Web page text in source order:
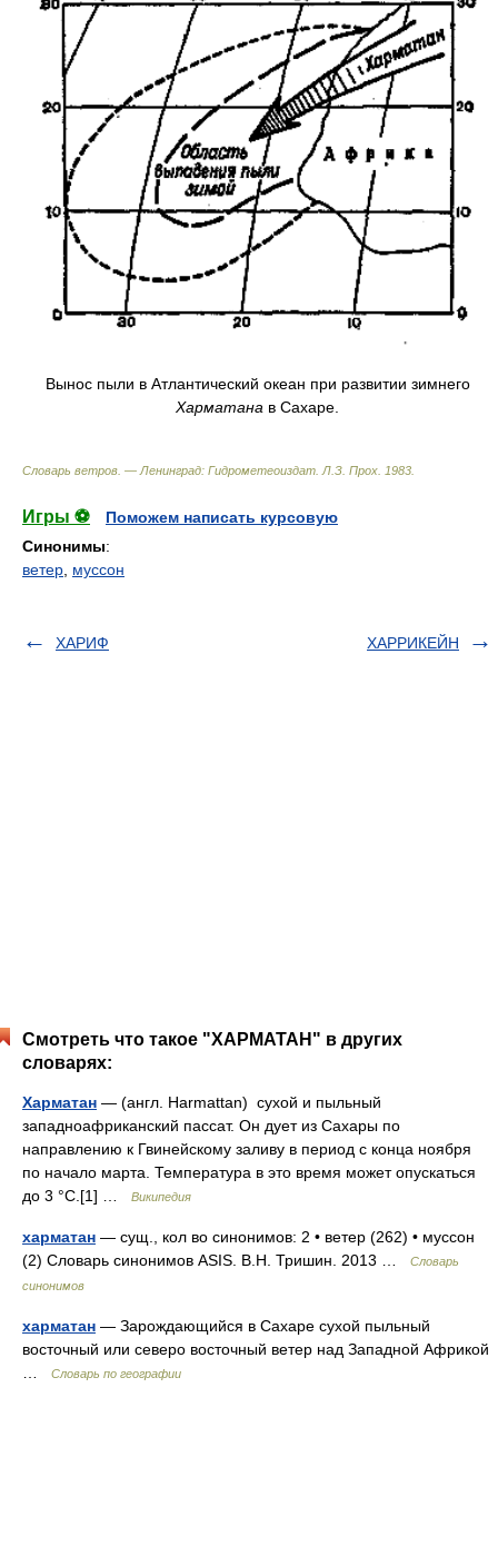
Вынос пыли в Атлантический океан при развитии зимнего
Харматана в Сахаре.
Словарь ветров. — Ленинград: Гидрометеоиздат Л.З. Прох 1983
Игры ⚽
Поможем написать курсовую
Синонимы:
ветер муссон
ХАРИФ ХАРРИКЕЙН
Смотреть что такое "ХАРМАТАН" в других
словарях:
Харматан — (англ. Harmattan) сухой и пыльный
западноафриканский пассат. Он дует из Сахары по
направлению к Гвинейскому заливу в период с конца ноября
по начало марта. Температура в это время может опускаться
до 3 °C.[1] …
Википедия
харматан — сущ., кол во синонимов: 2 • ветер (262) • муссон
(2) Словарь синонимов ASIS. В.Н. Тришин. 2013 …
Словарь
синонимов
харматан — Зарождающийся в Сахаре сухой пыльный
восточный или северо восточный ветер над Западной Африкой
Словарь по географии